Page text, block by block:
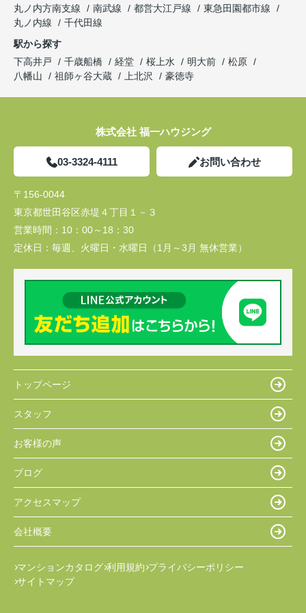
丸ノ内方南支線
南武線 都営大江戸線
東急田園都市線
丸ノ内線
千代田線
駅から探す
下高井戸
千歳船橋 経堂 桜上水 明大前
松原
八幡山
祖師ヶ谷大蔵 上北沢 豪徳寺
株式会社 福一ハウジング
03-3324-4111 お問い合わせ
〒156-0044
東京都世田谷区赤堤４丁目１－３
営業時間： 10：00～18：30
定休日： 毎週、火曜日・水曜日（1月～3月 無休営業）
トップページ
スタッフ
お客様の声
ブログ
アクセスマップ
会社概要
マンションカタログ 利用規約 プライバシーポリシー
サイトマップ